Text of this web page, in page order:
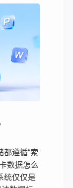
都遵循“索
数据怎么
统仅仅是